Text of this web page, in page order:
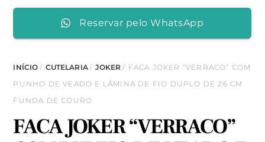
Reservar pelo WhatsApp
INÍCIO/ CUTELARIA/JOKER / FACA JOKER “VERRACO” COM
PUNHO DE VEADO E LÂMINA DE FIO DUPLO DE 26 CM
FUNDA DE COURO
FACA JOKER “VERRACO”